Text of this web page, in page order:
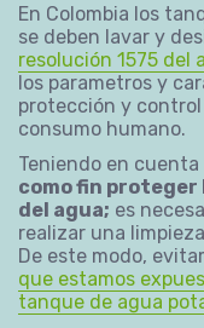
En Colombia los
se deben lavar y
resolución 1575 del
los parametros y
protección y
consumo humano.
Teniendo en cuenta
como fin proteger
del agua; es
realizar una
De este modo,
que estamos
tanque de agua